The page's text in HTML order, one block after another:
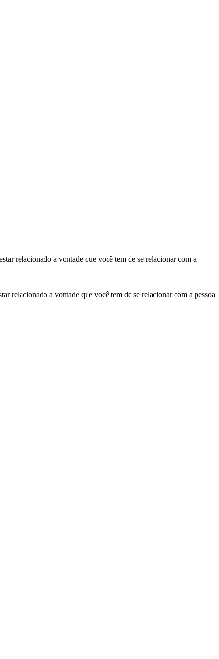
relacionado a vontade que você tem de se relacionar com a
relacionado a vontade que você tem de se relacionar com a pessoa